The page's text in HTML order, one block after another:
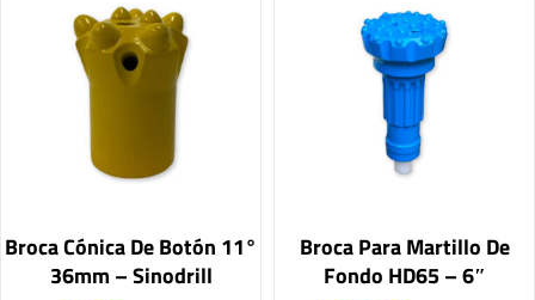
Broca Cónica De Botón 11°
36mm – Sinodrill
Broca Para Martillo De
Fondo HD65 – 6″